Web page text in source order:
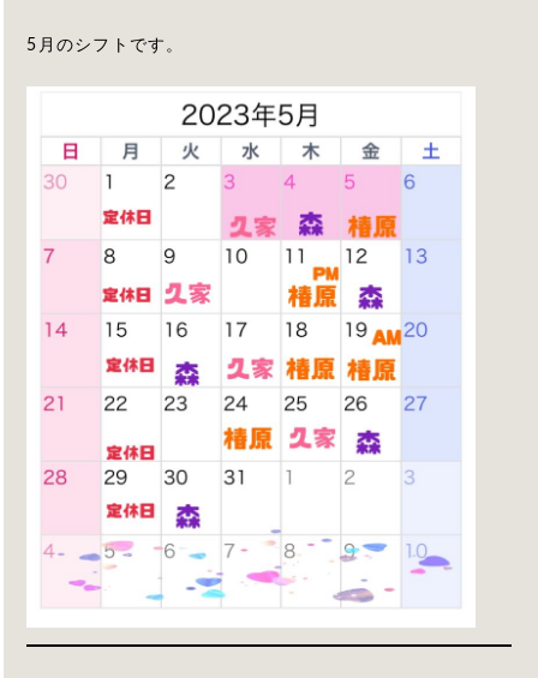
5月のシフトです。